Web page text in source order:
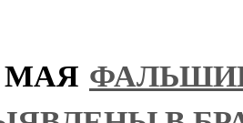
МАЯ